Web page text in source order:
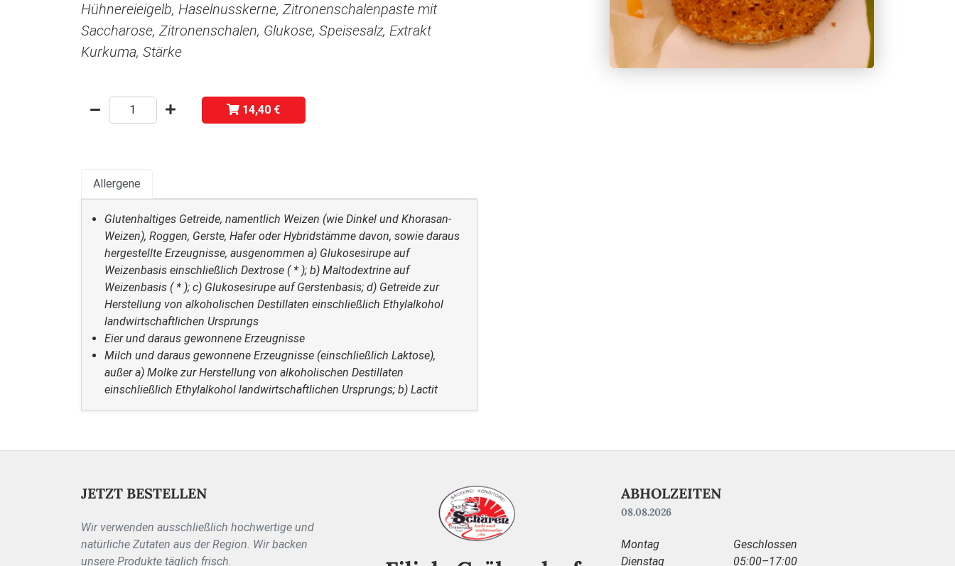
Hühnereieigelb, Haselnusskerne, Zitronenschalenpaste mit
Saccharose, Zitronenschalen, Glukose, Speisesalz, Extrakt
Kurkuma, Stärke
14,40 €
Allergene
Glutenhaltiges Getreide, namentlich Weizen (wie Dinkel und Khorasan-
Weizen), Roggen, Gerste, Hafer oder Hybridstämme davon, sowie daraus
hergestellte Erzeugnisse, ausgenommen a) Glukosesirupe auf
Weizenbasis einschließlich Dextrose ( * ); b) Maltodextrine auf
Weizenbasis ( * ); c) Glukosesirupe auf Gerstenbasis; d) Getreide zur
Herstellung von alkoholischen Destillaten einschließlich Ethylalkohol
landwirtschaftlichen Ursprungs
Eier und daraus gewonnene Erzeugnisse
Milch und daraus gewonnene Erzeugnisse (einschließlich Laktose),
außer a) Molke zur Herstellung von alkoholischen Destillaten
einschließlich Ethylalkohol landwirtschaftlichen Ursprungs; b) Lactit
JETZT BESTELLEN
Wir verwenden ausschließlich hochwertige und
natürliche Zutaten aus der Region. Wir backen
unsere Produkte täglich frisch.
ABHOLZEITEN
08.08.2026
Montag
Geschlossen
Dienstag
05:00–17:00